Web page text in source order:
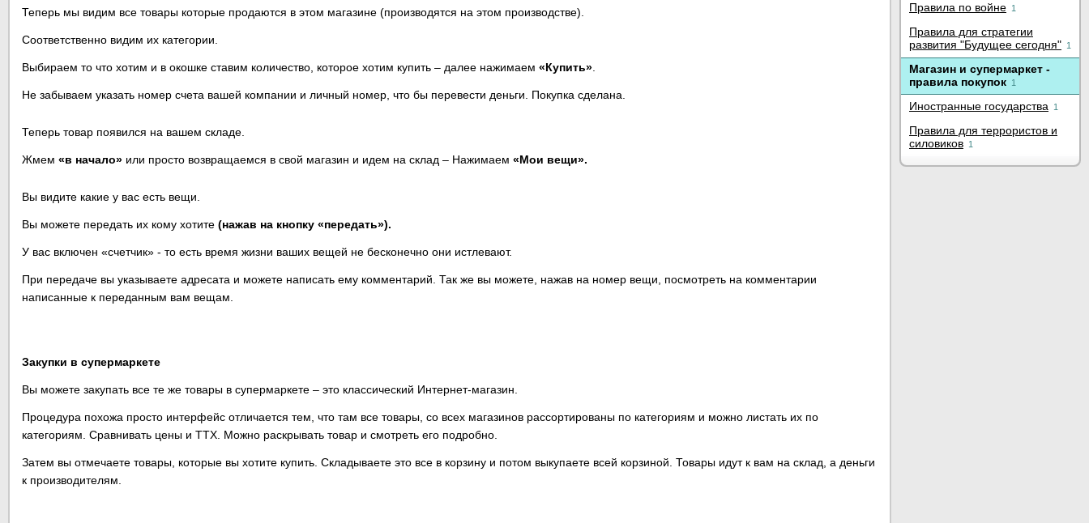
Теперь мы видим все товары которые продаются в этом магазине (производятся на этом производстве).
Соответственно видим их категории.
Выбираем то что хотим и в окошке ставим количество, которое хотим купить – далее нажимаем «Купить»
Не забываем указать номер счета вашей компании и личный номер, что бы перевести деньги. Покупка сделана.
Теперь товар появился на вашем складе.
Жмем «в начало» или просто возвращаемся в свой магазин и идем на склад – Нажимаем «Мои вещи».
Вы видите какие у вас есть вещи.
Вы можете передать их кому хотите (нажав на кнопку «передать»).
У вас включен «счетчик» - то есть время жизни ваших вещей не бесконечно они истлевают.
При передаче вы указываете адресата и можете написать ему комментарий. Так же вы можете, нажав на номер вещи, посмотреть на комментарии
написанные к переданным вам вещам.
Закупки в супермаркете
Вы можете закупать все те же товары в супермаркете – это классический Интернет-магазин.
Процедура похожа просто интерфейс отличается тем, что там все товары, со всех магазинов рассортированы по категориям и можно листать их по
категориям. Сравнивать цены и ТТХ. Можно раскрывать товар и смотреть его подробно.
Затем вы отмечаете товары, которые вы хотите купить. Складываете это все в корзину и потом выкупаете всей корзиной. Товары идут к вам на склад, а деньги
к производителям.
Правила по войне 1
Правила для стратегии
развития "Будущее сегодня" 1
Магазин и супермаркет -
правила покупок 1
Иностранные государства 1
Правила для террористов и
силовиков 1